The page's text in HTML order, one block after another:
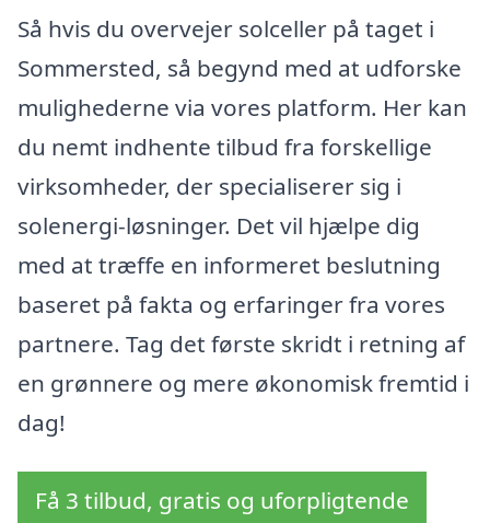
Så hvis du overvejer solceller på taget i
Sommersted, så begynd med at udforske
mulighederne via vores platform. Her kan
du nemt indhente tilbud fra forskellige
virksomheder, der specialiserer sig i
solenergi-løsninger. Det vil hjælpe dig
med at træffe en informeret beslutning
baseret på fakta og erfaringer fra vores
partnere. Tag det første skridt i retning af
en grønnere og mere økonomisk fremtid i
dag!
Få 3 tilbud, gratis og uforpligtende